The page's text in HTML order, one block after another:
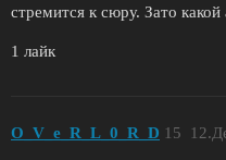
стремится к сюру. Зато какой
1 лайк
O_V_e_R_L_0_R_D 15